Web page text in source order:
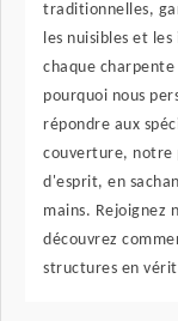
traditionnelles,
les nuisibles et
chaque
pourquoi nous
répondre aux
couverture, notre
d'esprit, en
mains. Rejoignez
découvrez
structures en